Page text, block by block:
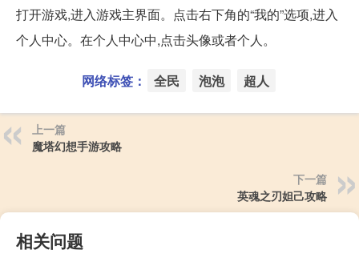
打开游戏,进入游戏主界面。点击右下角的“我的”选项,进入
个人中心。在个人中心中,点击头像或者个人。
网络标签： 全民 泡泡 超人
上一篇
魔塔幻想手游攻略
下一篇
英魂之刃妲己攻略
相关问题